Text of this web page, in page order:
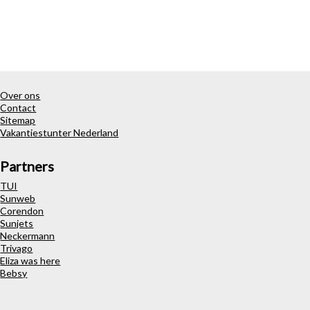
Over ons
Contact
Sitemap
Vakantiestunter Nederland
Partners
TUI
Sunweb
Corendon
Sunjets
Neckermann
Trivago
Eliza was here
Bebsy